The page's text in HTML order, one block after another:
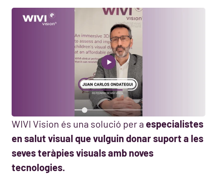
WIVI Vision és una solució per a especialistes
en salut visual que vulguin donar suport a les
seves teràpies visuals amb noves
tecnologies.